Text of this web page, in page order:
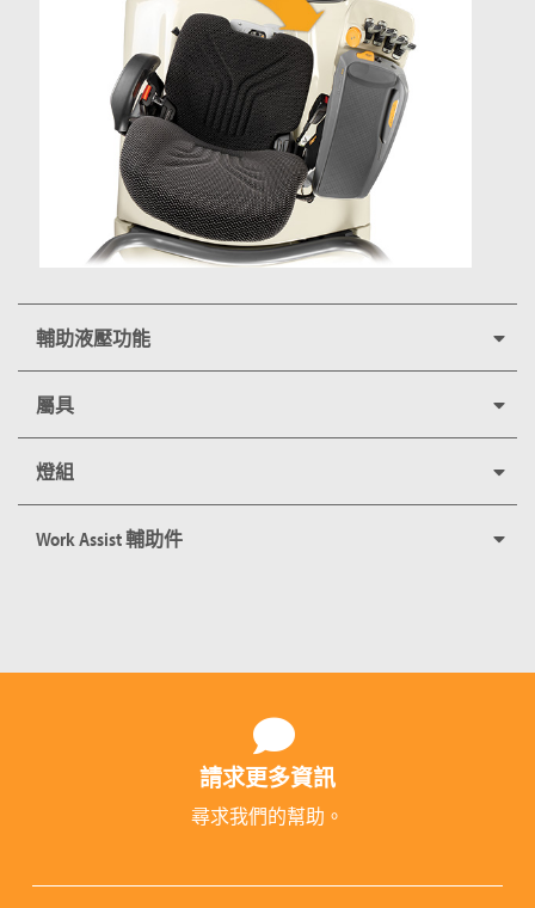
輔助液壓功能
屬具
燈組
Work Assist 輔助件
請求更多資訊
尋求我們的幫助。